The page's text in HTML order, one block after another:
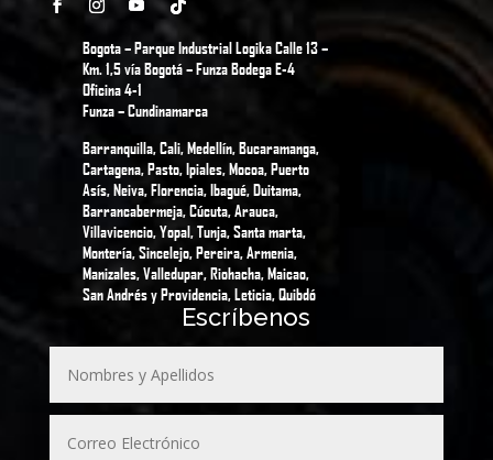
Bogota – Parque Industrial Logika Calle 13 –
Km. 1,5 vía Bogotá – Funza Bodega E-4
Oficina 4-1
Funza – Cundinamarca
Barranquilla, Cali, Medellín, Bucaramanga,
Cartagena, Pasto, Ipiales, Mocoa, Puerto
Asís, Neiva, Florencia, Ibagué, Duitama,
Barrancabermeja, Cúcuta, Arauca,
Villavicencio, Yopal, Tunja, Santa marta,
Montería, Sincelejo, Pereira, Armenia,
Manizales, Valledupar, Riohacha, Maicao,
San Andrés y Providencia, Leticia, Quibdó
Escríbenos